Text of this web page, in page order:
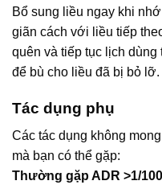
Bổ sung liều ngay khi
giãn cách với liều tiếp
quên và tiếp tục lịch
để bù cho liều đã bị bỏ lỡ.
Tác dụng phụ
Các tác dụng không
mà bạn có thể gặp:
Thường gặp ADR >1/100